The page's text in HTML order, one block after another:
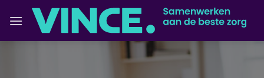
naar